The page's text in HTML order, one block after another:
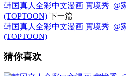
韩国真人全彩中文漫画 實境秀_@
(TOPTOON) 下一篇
韩国真人全彩中文漫画 實境秀_@
(TOPTOON)
猜你喜欢